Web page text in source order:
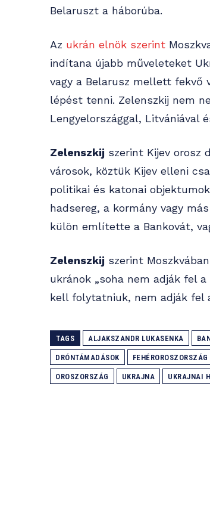
Belaruszt a háborúba.
Az ukrán elnök szerint
indítana újabb műveleteket
vagy a Belarusz mellett fekvő
lépést tenni. Zelenszkij nem
Lengyelországgal, Litvániával
Zelenszkij szerint Kijev orosz
városok, köztük Kijev elleni
politikai és katonai
hadsereg, a kormány vagy
külön említette a Bankovát,
Zelenszkij szerint
ukránok „soha nem adják fel
kell folytatniuk, nem adják fel
TAGS ALJAKSZANDR LUKASENKA
DRÓNTÁMADÁSOK FEHÉROROSZORSZÁG
OROSZORSZÁG UKRAJNA UKRAJNAI